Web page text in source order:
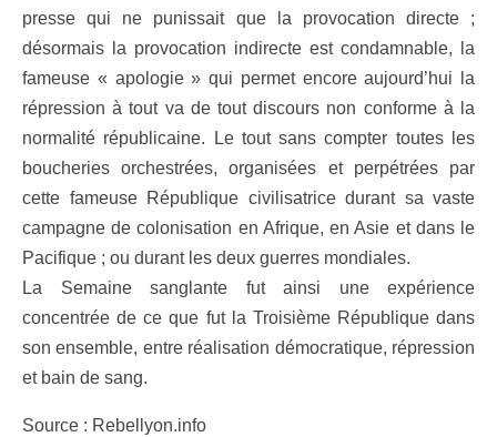
presse qui ne punissait que la provocation directe ;
désormais la provocation indirecte est condamnable, la
fameuse « apologie » qui permet encore aujourd’hui la
répression à tout va de tout discours non conforme à la
normalité républicaine. Le tout sans compter toutes les
boucheries orchestrées, organisées et perpétrées par
cette fameuse République civilisatrice durant sa vaste
campagne de colonisation en Afrique, en Asie et dans le
Pacifique ; ou durant les deux guerres mondiales.
La Semaine sanglante fut ainsi une expérience
concentrée de ce que fut la Troisième République dans
son ensemble, entre réalisation démocratique, répression
et bain de sang.
Source : Rebellyon.info